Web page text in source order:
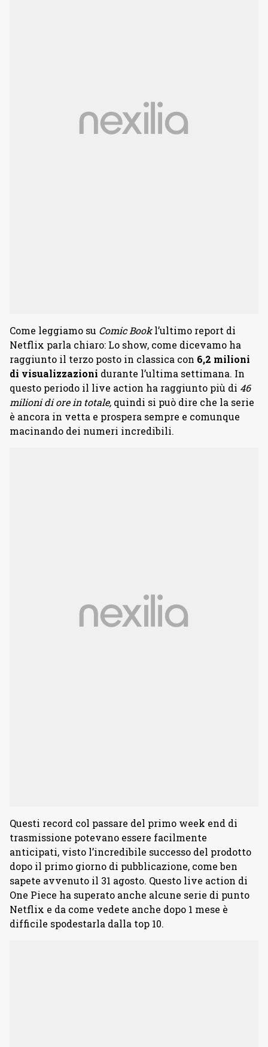
Come leggiamo su Comic Bookl’ultimo report di
Netflix parla chiaro: Lo show, come dicevamo ha
raggiunto il terzo posto in classica con 6,2 milioni
di visualizzazioni durante l’ultima settimana. In
questo periodo il live action ha raggiunto più di 46
milioni di ore in totale, quindi si può dire che la serie
è ancora in vetta e prospera sempre e comunque
macinando dei numeri incredibili.
Questi record col passare del primo week end di
trasmissione potevano essere facilmente
anticipati, visto l’incredibile successo del prodotto
dopo il primo giorno di pubblicazione, come ben
sapete avvenuto il 31 agosto. Questo live action di
One Piece ha superato anche alcune serie di punto
Netflix e da come vedete anche dopo 1 mese è
difficile spodestarla dalla top 10.